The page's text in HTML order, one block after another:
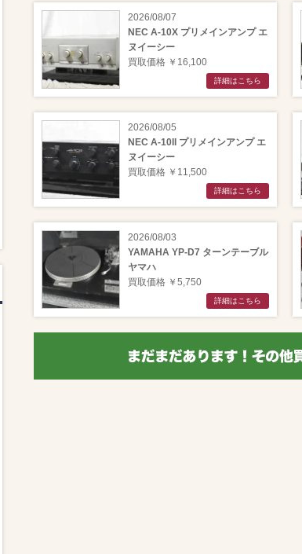
2026/08/07
NEC A-10X プリメインアンプ エ
ヌイーシー
買取価格 ￥16,100
詳細はこちら
2026/08/05
NEC A-10II プリメインアンプ エ
ヌイーシー
買取価格 ￥11,500
詳細はこちら
2026/08/03
YAMAHA YP-D7 ターンテーブル
ヤマハ
買取価格 ￥5,750
詳細はこちら